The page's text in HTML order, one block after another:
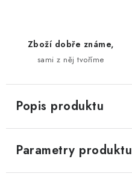
Zboží dobře známe,
sami z něj tvoříme
Popis produktu
Parametry produktu